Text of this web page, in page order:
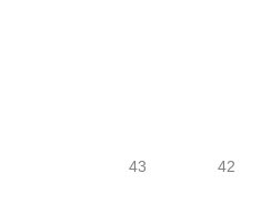
42
43